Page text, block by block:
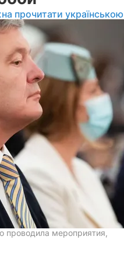
прочитати українською
проводила мероприятия,